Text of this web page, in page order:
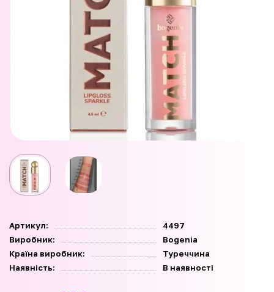
Артикул:
4497
Виробник:
Bogenia
Країна виробник:
Туреччина
Наявність:
В наявності